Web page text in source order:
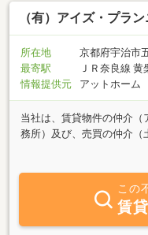
（有）アイズ・プラ
所在地
京都府宇治市
最寄駅
ＪＲ奈良線
情報提供元
アットホーム
当社は、賃貸物件の仲介
務所）及び、売買の仲介（
んの事。当社で、気に入
管理を得意としておりま
マンの方でも始められる
かは「大家さん」と思っ
社で、大家さんになって頂
この
賃